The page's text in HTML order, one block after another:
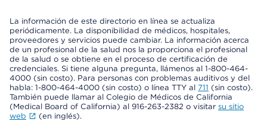
La información de este directorio en línea se actualiza
periódicamente. La disponibilidad de médicos, hospitales,
proveedores y servicios puede cambiar. La información acerca
de un profesional de la salud nos la proporciona el profesional
de la salud o se obtiene en el proceso de certificación de
credenciales. Si tiene alguna pregunta, llámenos al 1-800-464-
4000 (sin costo). Para personas con problemas auditivos y del
habla: 1-800-464-4000 (sin costo) o línea TTY al 711 (sin costo).
También puede llamar al Colegio de Médicos de California
(Medical Board of California) al 916-263-2382 o visitar su sitio
web
(en inglés).